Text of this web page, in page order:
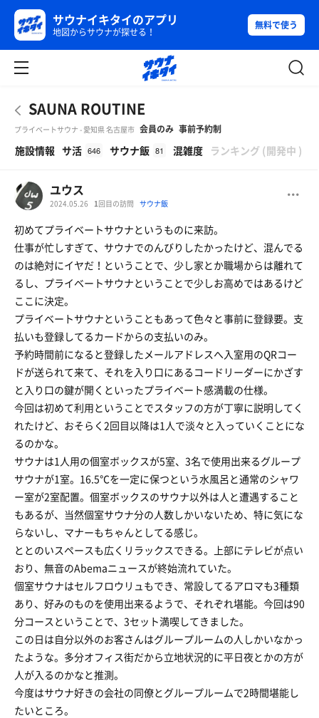
サウナイキタイのアプリ
地図からサウナが探せる！
無料で使う
SAUNA ROUTINE
プライベートサウナ - 愛知県 名古屋市 会員のみ 事前予約制
施設情報 サ活 646 サウナ飯 81 混雑度
β
ランキング (開発中 )
ユウス
2024.05.26 1回目の訪問 サウナ飯
初めてプライベートサウナというものに来訪。
仕事が忙しすぎて、サウナでのんびりしたかったけど、混んでる
のは絶対にイヤだ！ということで、少し家とか職場からは離れて
るし、プライベートサウナということで少しお高めではあるけど
ここに決定。
プライベートサウナということもあって色々と事前に登録要。支
払いも登録してるカードからの支払いのみ。
予約時間前になると登録したメールアドレスへ入室用のQRコー
ドが送られて来て、それを入り口にあるコードリーダーにかざす
と入り口の鍵が開くといったプライベート感満載の仕様。
今回は初めて利用ということでスタッフの方が丁寧に説明してく
れたけど、おそらく2回目以降は1人で淡々と入っていくことにな
るのかな。
サウナは1人用の個室ボックスが5室、3名で使用出来るグループ
サウナが1室。16.5℃を一定に保つという水風呂と通常のシャワ
ー室が2室配置。個室ボックスのサウナ以外は人と遭遇すること
もあるが、当然個室サウナ分の人数しかいないため、特に気にな
らないし、マナーもちゃんとしてる感じ。
ととのいスペースも広くリラックスできる。上部にテレビが点い
おり、無音のAbemaニュースが終始流れていた。
個室サウナはセルフロウリュもでき、常設してるアロマも3種類
あり、好みのものを使用出来るようで、それぞれ堪能。今回は90
分コースということで、3セット満喫してきました。
この日は自分以外のお客さんはグループルームの人しかいなかっ
たような。多分オフィス街だから立地状況的に平日夜とかの方が
人が入るのかなと推測。
今度はサウナ好きの会社の同僚とグループルームで2時間堪能し
たいところ。